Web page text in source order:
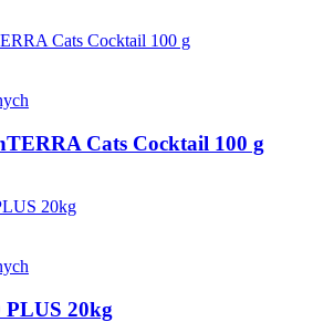
Cats Cocktail 100 g
20kg